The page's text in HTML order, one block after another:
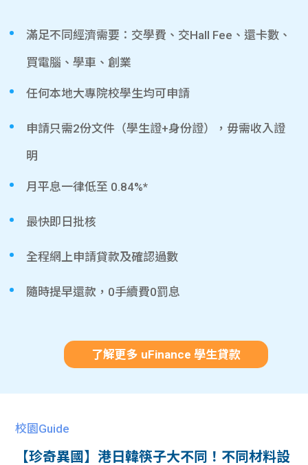
滿足不同經濟需要：交學費、交Hall Fee、還卡數、
買電腦、學車、創業
任何本地大專院校學生均可申請
申請只需2份文件（學生證+身份證），毋需收入證
明
月平息一律低至 0.84%*
最快即日批核
全程網上申請貸款及確認過數
隨時提早還款，0手續費0罰息
了解更多 uFinance 學生貸款
校園Guide
【珍奇異國】港日韓筷子大不同！不同材料設